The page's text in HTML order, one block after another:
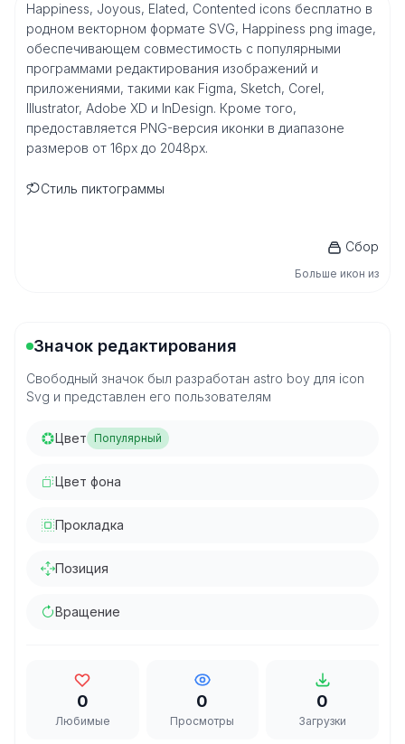
Happiness, Joyous, Elated, Contented icons бесплатно в
родном векторном формате SVG, Happiness png image,
обеспечивающем совместимость с популярными
программами редактирования изображений и
приложениями, такими как Figma, Sketch, Corel,
Illustrator, Adobe XD и InDesign. Кроме того,
предоставляется PNG-версия иконки в диапазоне
размеров от 16px до 2048px.
Стиль пиктограммы
Сбор
Больше икон из
Значок редактирования
Свободный значок был разработан astro boy для icon
Svg и представлен его пользователям
Цвет Популярный
Цвет фона
Прокладка
Позиция
Вращение
0
Любимые
0
Просмотры
0
Загрузки